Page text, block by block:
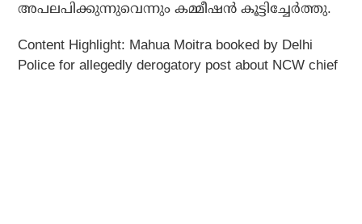
അപലപിക്കുന്നുവെന്നും കമ്മീഷന്‍ കൂട്ടിച്ചേര്‍ത്തു.
Content Highlight: Mahua Moitra booked by Delhi
Police for allegedly derogatory post about NCW chief